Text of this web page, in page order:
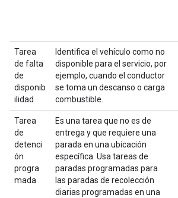
Tarea
de falta
de
disponib
ilidad
Identifica el vehículo como no
disponible para el servicio, por
ejemplo, cuando el conductor
se toma un descanso o carga
combustible.
Tarea
de
detenci
ón
progra
mada
Es una tarea que no es de
entrega y que requiere una
parada en una ubicación
específica. Usa tareas de
paradas programadas para
las paradas de recolección
diarias programadas en una